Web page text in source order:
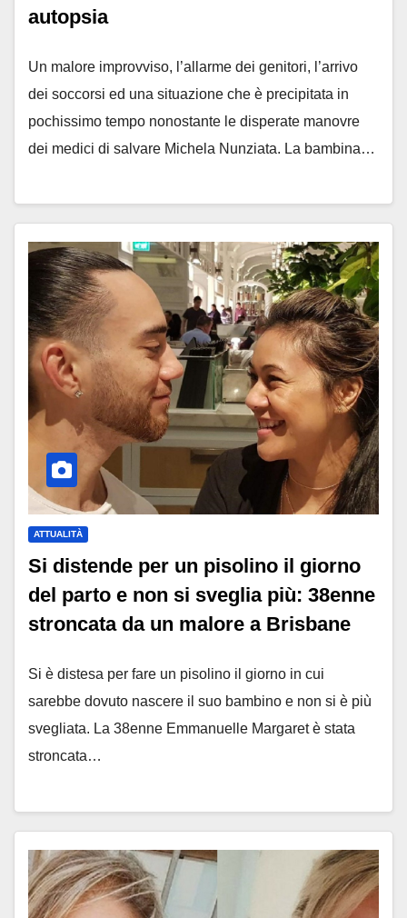
autopsia
Un malore improvviso, l’allarme dei genitori, l’arrivo
dei soccorsi ed una situazione che è precipitata in
pochissimo tempo nonostante le disperate manovre
dei medici di salvare Michela Nunziata. La bambina…
ATTUALITÀ
Si distende per un pisolino il giorno
del parto e non si sveglia più: 38enne
stroncata da un malore a Brisbane
Si è distesa per fare un pisolino il giorno in cui
sarebbe dovuto nascere il suo bambino e non si è più
svegliata. La 38enne Emmanuelle Margaret è stata
stroncata…